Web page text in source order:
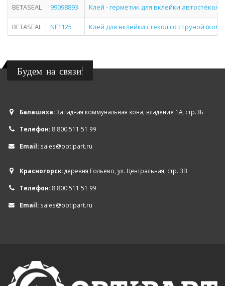
BETASEAL 99098893 Клей - герметик для вклейки автостёкол
BETASEAL NF1125 Клей для вклейки стекол со струной
Будем на связи!
Балашиха:Западная коммунальная зона, владение 1А, стр.3Б
Телефон: 8 800 511 51 99
Email: sales@optipart.ru
Красногорск:деревня Гольево, ул. Центральная, стр. 3В
Телефон: 8 800 511 51 99
Email: sales@optipart.ru